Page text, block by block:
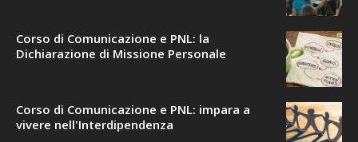
Corso di Comunicazione e PNL: la
Dichiarazione di Missione Personale
Corso di Comunicazione e PNL: impara a
vivere nell'Interdipendenza